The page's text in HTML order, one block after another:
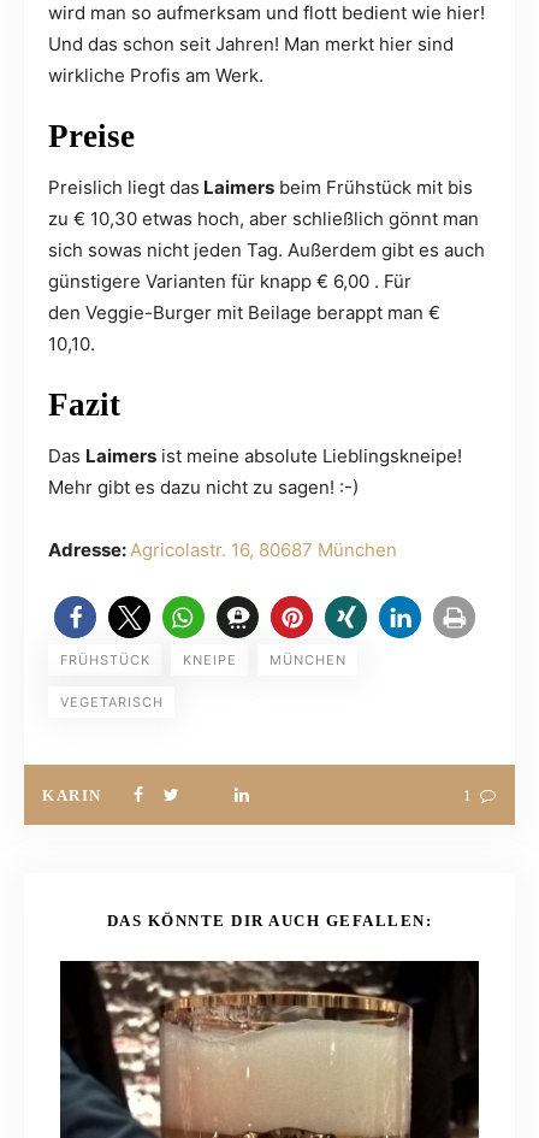
wird man so aufmerksam und flott bedient wie hier!
Und das schon seit Jahren! Man merkt hier sind
wirkliche Profis am Werk.
Preise
Preislich liegt das Laimers beim Frühstück mit bis
zu € 10,30 etwas hoch, aber schließlich gönnt man
sich sowas nicht jeden Tag. Außerdem gibt es auch
günstigere Varianten für knapp € 6,00 . Für
den Veggie-Burger mit Beilage berappt man €
10,10.
Fazit
Das Laimers ist meine absolute Lieblingskneipe!
Mehr gibt es dazu nicht zu sagen! :-)
Adresse:Agricolastr. 16, 80687 München
FRÜHSTÜCK KNEIPE MÜNCHEN
VEGETARISCH
KARIN 1
DAS KÖNNTE DIR AUCH GEFALLEN: